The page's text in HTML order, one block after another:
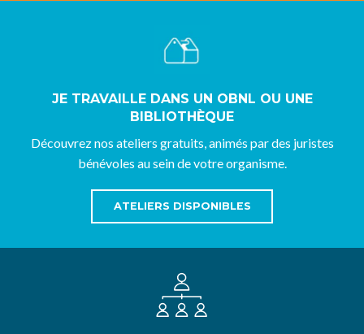
JE TRAVAILLE DANS UN OBNL OU UNE
BIBLIOTHÈQUE
Découvrez nos ateliers gratuits, animés par des juristes
bénévoles au sein de votre organisme.
ATELIERS DISPONIBLES